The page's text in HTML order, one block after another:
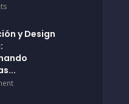
y Design